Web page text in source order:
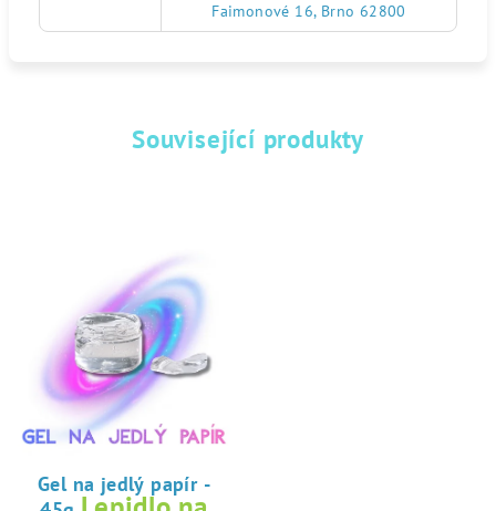
Faimonové 16, Brno 62800
Související produkty
Gel na jedlý papír -